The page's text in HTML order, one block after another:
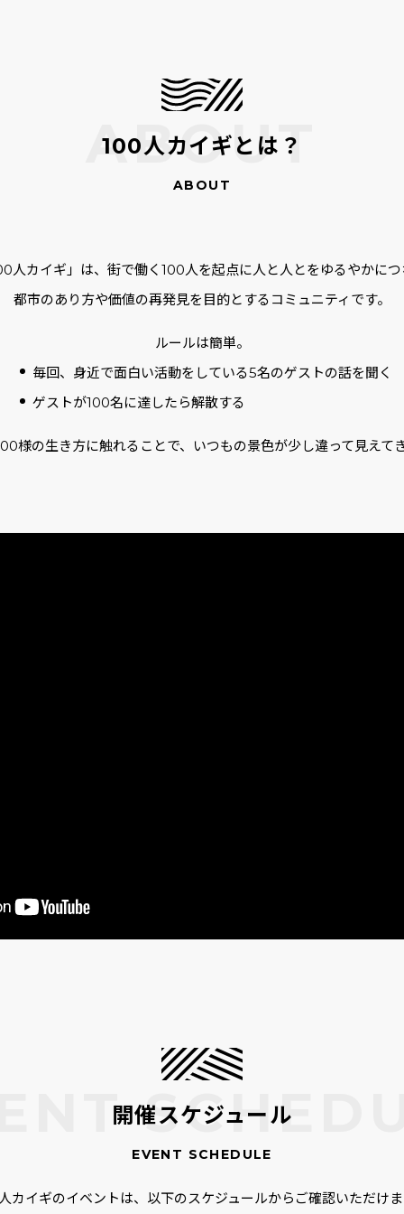
100人カイギとは？
人カイギ」は、街で働く100人を起点に人と人とをゆるやかに
都市のあり方や価値の再発見を目的とするコミュニティです。
ルールは簡単。
毎回、身近で面白い活動をしている5名のゲストの話を聞く
ゲストが100名に達したら解散する
様の生き方に触れることで、いつもの景色が少し違って見えて
開催スケジュール
カイギのイベントは、以下のスケジュールからご確認いただけ